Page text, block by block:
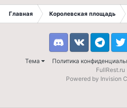
Главная Королевская площадь
Тема Политика
DiscordVK Telegram
FullRest.ru
Powered by Invision